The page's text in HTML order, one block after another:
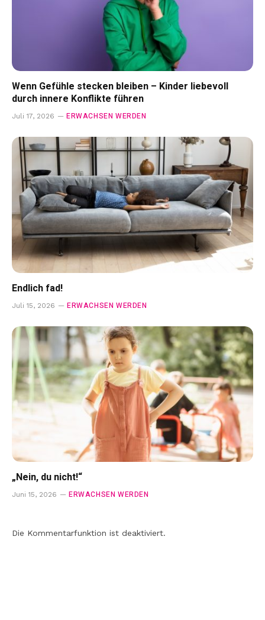
Wenn Gefühle stecken bleiben – Kinder liebevoll
durch innere Konflikte führen
Juli 17, 2026 ERWACHSEN WERDEN
Endlich fad!
Juli 15, 2026 ERWACHSEN WERDEN
„Nein, du nicht!“
Juni 15, 2026 ERWACHSEN WERDEN
Die Kommentarfunktion ist deaktiviert.